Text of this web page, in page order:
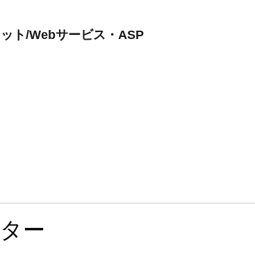
ト/Webサービス・ASP
ー